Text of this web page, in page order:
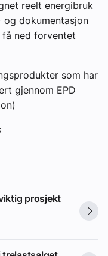
reelt energibruk
og dokumentasjon
ned forventet
som har
gjennom EPD
prosjekt